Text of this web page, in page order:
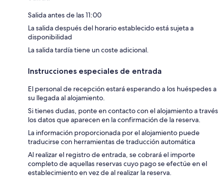
Salida antes de las 11:00
La salida después del horario establecido está sujeta a
disponibilidad
La salida tardía tiene un coste adicional.
Instrucciones especiales de entrada
El personal de recepción estará esperando a los huéspedes a
su llegada al alojamiento.
Si tienes dudas, ponte en contacto con el alojamiento a través
los datos que aparecen en la confirmación de la reserva.
La información proporcionada por el alojamiento puede
traducirse con herramientas de traducción automática
Al realizar el registro de entrada, se cobrará el importe
completo de aquellas reservas cuyo pago se efectúe en el
establecimiento en vez de al realizar la reserva.